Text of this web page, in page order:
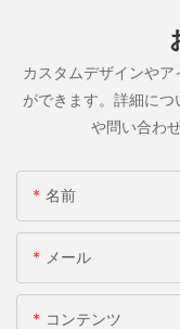
カスタムデザインや
ができます。詳細に
や問い合わ
名前
メール
コンテンツ